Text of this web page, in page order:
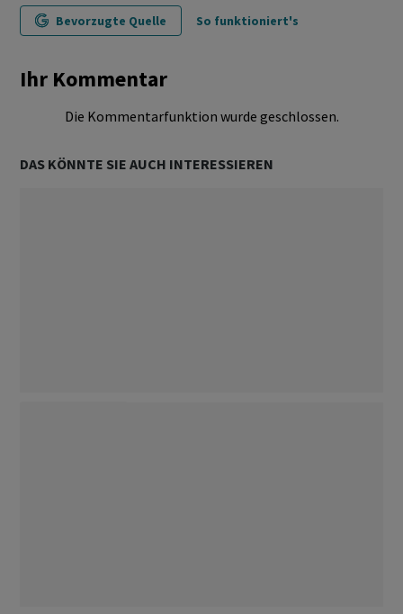
Bevorzugte Quelle So funktioniert's
Ihr Kommentar
Die Kommentarfunktion wurde geschlossen.
DAS KÖNNTE SIE AUCH INTERESSIEREN